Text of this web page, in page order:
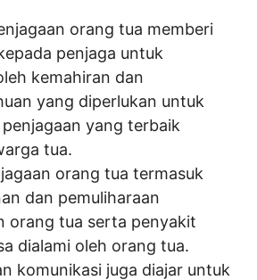
orang tua memberi
penjaga untuk
kemahiran dan
yang diperlukan untuk
yang terbaik
tua.
orang tua termasuk
dan pemuliharaan
orang tua serta penyakit
dialami oleh orang tua.
komunikasi juga diajar untuk